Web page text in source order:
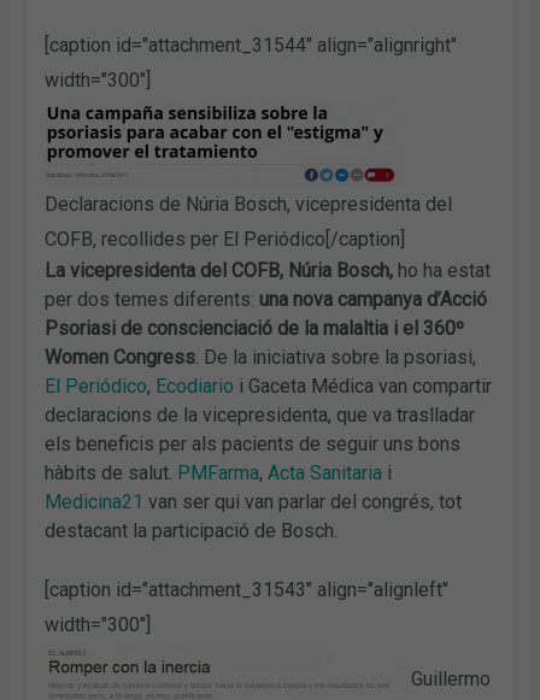
[caption id="attachment_31544" align="alignright"
width="300"]
Declaracions de Núria Bosch, vicepresidenta del
COFB, recollides per El Periódico[/caption]
La vicepresidenta del COFB, Núria Bosch, ho ha estat
per dos temes diferents: una nova campanya d’Acció
Psoriasi de conscienciació de la malaltia i el 360º
Women Congress. De la iniciativa sobre la psoriasi,
El Periódico, Ecodiario i Gaceta Médica van compartir
declaracions de la vicepresidenta, que va traslladar
els beneficis per als pacients de seguir uns bons
hàbits de salut. PMFarma,Acta Sanitaria i
Medicina21 van ser qui van parlar del congrés, tot
destacant la participació de Bosch.
[caption id="attachment_31543" align="alignleft"
width="300"]
Guillermo